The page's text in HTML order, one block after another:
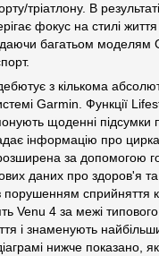
тріатлону. В
фокус на стилі життя
багатьом моделям
з кількома
Garmin. Функції
щоденні підсумки
інформацію про
за допомогою
даних про здоров'я та
порушенням сприйняття
Venu 4 за межі
і знаменують
нижче показано,